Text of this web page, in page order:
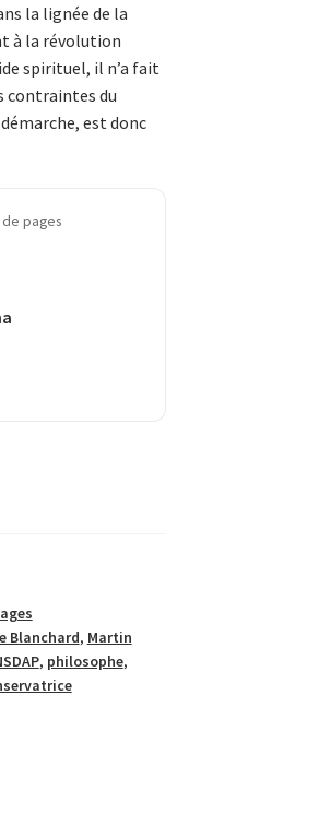
la lignée de la
à la révolution
spirituel, il n’a fait
contraintes du
est donc
pages
Blanchard, Martin
, philosophe,